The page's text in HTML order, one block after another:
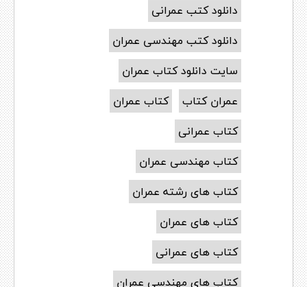
دانلود کتب عمرانی
دانلود کتب مهندسی عمران
سایت دانلود کتاب عمران
عمران کتاب
کتاب عمران
کتاب عمرانی
کتاب مهندسی عمران
کتاب های رشته عمران
کتاب های عمران
کتاب های عمرانی
کتاب های مهندسی عمران